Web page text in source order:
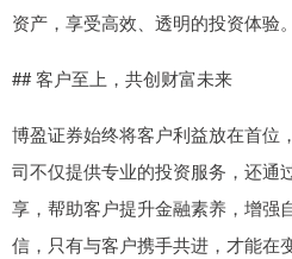
资产，享受高效、透明的投资体验。
## 客户至上，共创财富未来
博盈证券始终将客户利益放在首位
司不仅提供专业的投资服务，还通
享，帮助客户提升金融素养，增强
信，只有与客户携手共进，才能在